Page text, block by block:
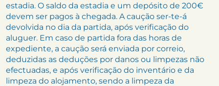
estadia. O saldo da estadia e um depósito de 200€
devem ser pagos à chegada. A caução ser-te-á
devolvida no dia da partida, após verificação do
aluguer. Em caso de partida fora das horas de
expediente, a caução será enviada por correio,
deduzidas as deduções por danos ou limpezas não
efectuadas, e após verificação do inventário e da
limpeza do alojamento, sendo a limpeza da